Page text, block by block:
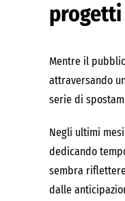
Mentre il
attraversando
serie di
Negli ultimi
dedicando
sembra
dalle